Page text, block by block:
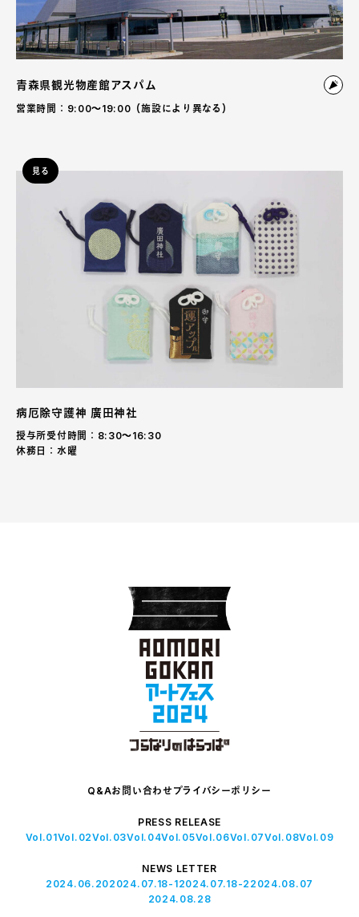
青森県観光物産館アスパム
営業時間：9:00〜19:00（施設により異なる）
見る
病厄除守護神 廣田神社
授与所受付時間：8:30〜16:30
休務日：水曜
Q&Aお問い合わせ プライバシーポリシー
PRESS RELEASE
Vol.01Vol.02Vol.03Vol.04Vol.05Vol.06Vol.07Vol.08Vol.09
NEWS LETTER
2024.06.202024.07.18-12024.07.18-2 2024.08.07
2024.08.28